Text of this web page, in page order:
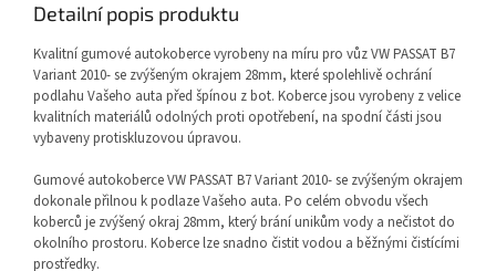
Detailní popis produktu
Kvalitní gumové autokoberce vyrobeny na míru pro vůz VW PASSAT B7
Variant 2010- se zvýšeným okrajem 28mm, které spolehlivě ochrání
podlahu Vašeho auta před špínou z bot. Koberce jsou vyrobeny z velice
kvalitních materiálů odolných proti opotřebení, na spodní části jsou
vybaveny protiskluzovou úpravou.
Gumové autokoberce VW PASSAT B7 Variant 2010- se zvýšeným okrajem
dokonale přilnou k podlaze Vašeho auta. Po celém obvodu všech
koberců je zvýšený okraj 28mm, který brání unikům vody a nečistot do
okolního prostoru. Koberce lze snadno čistit vodou a běžnými čistícími
prostředky.